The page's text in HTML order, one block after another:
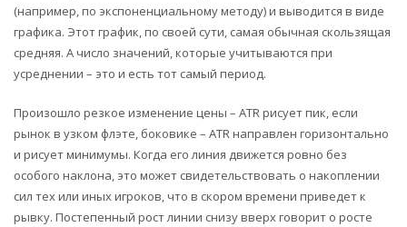
(например, по экспоненциальному методу) и выводится в виде
графика. Этот график, по своей сути, самая обычная скользящая
средняя. А число значений, которые учитываются при
усреднении – это и есть тот самый период.
Произошло резкое изменение цены – ATR рисует пик, если
рынок в узком флэте, боковике – ATR направлен горизонтально
и рисует минимумы. Когда его линия движется ровно без
особого наклона, это может свидетельствовать о накоплении
сил тех или иных игроков, что в скором времени приведет к
рывку. Постепенный рост линии снизу вверх говорит о росте